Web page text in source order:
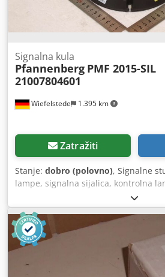
Wiefelstede 1.395 km
Signalna kula
Pfannenberg PMF 2015-SIL
21007804601
Zatražiti
Stanje: dobro (polovno), Signalne
lampe, signalna sijalica, kontrolna
signalni stub, alarmni sistem sa
lampa - Proizvođač: Pfannenberg,
lampom - Tip: PMF 2015-SIL - P/N:
24 V Credpfx Aoxxr D Nshtef -
dostupan - Dimenzije: Ø 177 x 190